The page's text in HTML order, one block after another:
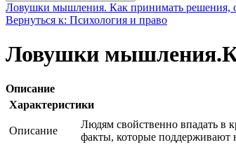
Ловушки мышления. Как принимать решения,
Вернуться к: Психология и право
Ловушки
Описание
Характеристики
Описание
Людям свойственно впадать в
факты, которые поддерживают